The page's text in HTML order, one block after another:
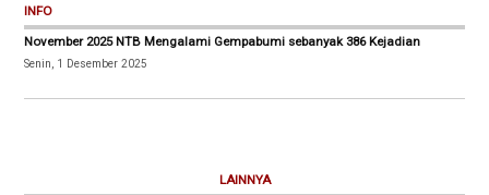
INFO
November 2025 NTB Mengalami Gempabumi sebanyak 386 Kejadian
Senin, 1 Desember 2025
LAINNYA